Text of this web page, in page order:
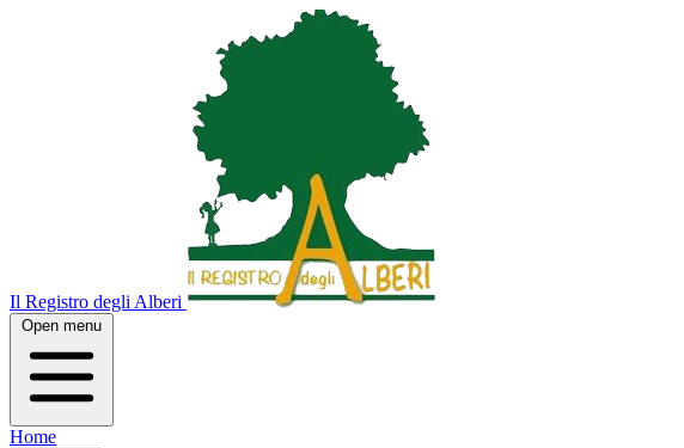
Il Registro degli Alberi
Open menu
Home